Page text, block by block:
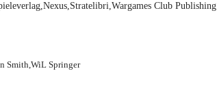
Club Publishing
Smith,WiL Springer